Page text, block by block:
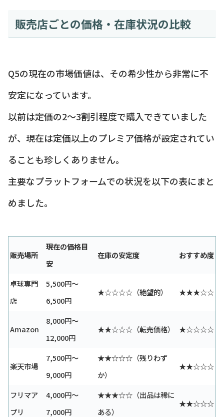
販売店ごとの価格・在庫状況の比較
Q5の現在の市場価値は、その希少性から非常に不
安定になっています。
以前は定価の2〜3割引程度で購入できていました
が、現在は定価以上のプレミア価格が設定されてい
ることも珍しくありません。
主要なプラットフォームでの状況を以下の表にまと
めました。
販売場所
現在の価格目
安
在庫の安定度 おすすめ度
卓球専門
店
5,500円〜
6,500円
★☆☆☆☆（絶望的） ★★★☆☆
Amazon
8,000円〜
12,000円
★★☆☆☆（転売価格） ★☆☆☆☆
楽天市場
7,500円〜
9,000円
★★☆☆☆（残りわず
か）
★★☆☆☆
フリマア
プリ
4,000円〜
7,000円
★★★☆☆（出品は稀に
ある）
★★☆☆☆